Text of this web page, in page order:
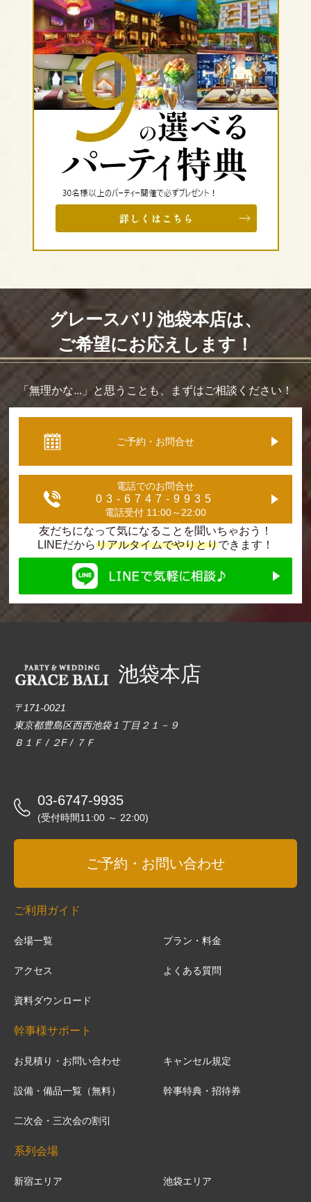
グレースバリ池袋本店は、
ご希望にお応えします！
「無理かな...」と思うことも、まずはご相談ください！
ご予約・お問合せ
電話でのお問合せ
03-6747-9935
電話受付 11:00～22:00
友だちになって気になることを聞いちゃおう！
LINEだからリアルタイムでやりとりできます！
池袋本店
〒171-0021
東京都豊島区西西池袋１丁目２１－９
Ｂ１Ｆ / ２F / ７Ｆ
03-6747-9935
(受付時間11:00 ～ 22:00)
ご予約・お問い合わせ
ご利用ガイド
会場一覧 プラン・料金
アクセス よくある質問
資料ダウンロード
幹事様サポート
お見積り・お問い合わせ キャンセル規定
設備・備品一覧（無料） 幹事特典・招待券
二次会・三次会の割引
系列会場
新宿エリア 池袋エリア